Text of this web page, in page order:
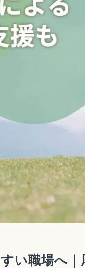
い職場へ